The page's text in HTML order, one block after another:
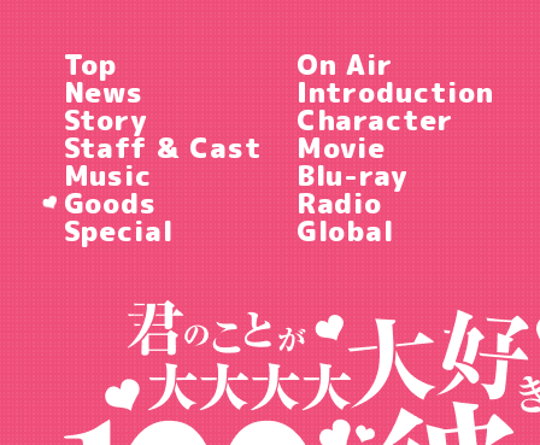
Top On Air
News Introduction
Story Character
Staff & Cast Movie
Music Blu-ray
Goods Radio
Special Global